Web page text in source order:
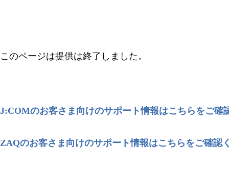
このページは提供は終了しました。
J:COMのお客さま向けのサポート情報はこちらをご確
ZAQのお客さま向けのサポート情報はこちらをご確認